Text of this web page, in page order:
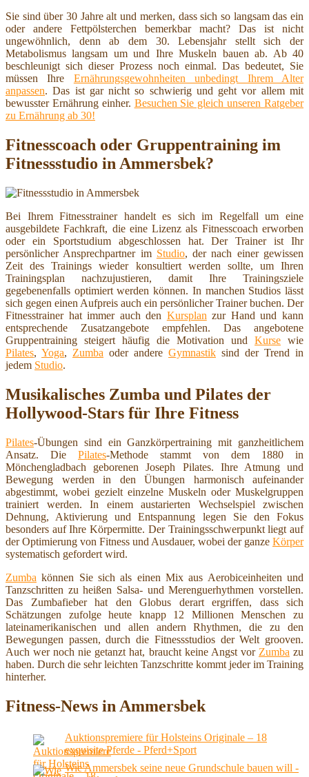
Sie sind über 30 Jahre alt und merken, dass sich so langsam das ein
oder andere Fettpölsterchen bemerkbar macht? Das ist nicht
ungewöhnlich, denn ab dem 30. Lebensjahr stellt sich der
Metabolismus langsam um und Ihre Muskeln bauen ab. Ab 40
beschleunigt sich dieser Prozess noch einmal. Das bedeutet, Sie
müssen Ihre Ernährungsgewohnheiten unbedingt Ihrem Alter
anpassen. Das ist gar nicht so schwierig und geht vor allem mit
bewusster Ernährung einher. Besuchen Sie gleich unseren Ratgeber
zu Ernährung ab 30!
Fitnesscoach oder Gruppentraining im
Fitnessstudio in Ammersbek?
Bei Ihrem Fitnesstrainer handelt es sich im Regelfall um eine
ausgebildete Fachkraft, die eine Lizenz als Fitnesscoach erworben
oder ein Sportstudium abgeschlossen hat. Der Trainer ist Ihr
persönlicher Ansprechpartner im Studio, der nach einer gewissen
Zeit des Trainings wieder konsultiert werden sollte, um Ihren
Trainingsplan nachzujustieren, damit Ihre Trainingsziele
gegebenenfalls optimiert werden können. In manchen Studios lässt
sich gegen einen Aufpreis auch ein persönlicher Trainer buchen. Der
Fitnesstrainer hat immer auch den Kursplan zur Hand und kann
entsprechende Zusatzangebote empfehlen. Das angebotene
Gruppentraining steigert häufig die Motivation und Kurse wie
Pilates, Yoga, Zumba oder andere Gymnastik sind der Trend in
jedem Studio.
Musikalisches Zumba und Pilates der
Hollywood-Stars für Ihre Fitness
Pilates-Übungen sind ein Ganzkörpertraining mit ganzheitlichem
Ansatz. Die Pilates-Methode stammt von dem 1880 in
Mönchengladbach geborenen Joseph Pilates. Ihre Atmung und
Bewegung werden in den Übungen harmonisch aufeinander
abgestimmt, wobei gezielt einzelne Muskeln oder Muskelgruppen
trainiert werden. In einem austarierten Wechselspiel zwischen
Dehnung, Aktivierung und Entspannung legen Sie den Fokus
besonders auf Ihre Körpermitte. Der Trainingsschwerpunkt liegt auf
der Optimierung von Fitness und Ausdauer, wobei der ganze Körper
systematisch gefordert wird.
Zumba können Sie sich als einen Mix aus Aerobiceinheiten und
Tanzschritten zu heißen Salsa- und Merenguerhythmen vorstellen.
Das Zumbafieber hat den Globus derart ergriffen, dass sich
Schätzungen zufolge heute knapp 12 Millionen Menschen zu
lateinamerikanischen und allen andern Rhythmen, die zu den
Bewegungen passen, durch die Fitnessstudios der Welt grooven.
Auch wer noch nie getanzt hat, braucht keine Angst vor Zumba zu
haben. Durch die sehr leichten Tanzschritte kommt jeder im Training
hinterher.
Fitness-News in Ammersbek
Auktionspremiere für Holsteins Originale – 18
exquisite Pferde - Pferd+Sport
Wie Ammersbek seine neue Grundschule bauen will -